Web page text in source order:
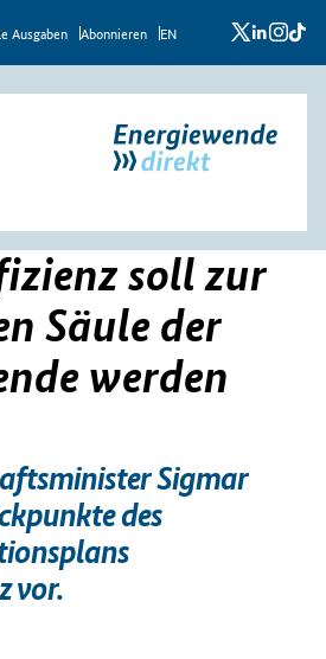
Aus­ga­ben Abon­nie­ren EN x
soll zur
Säule der
werden
Sigmar
des
vor.